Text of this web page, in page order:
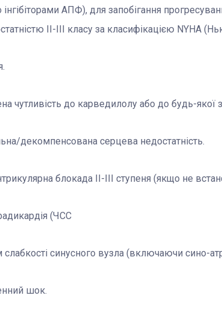
АПФ), для запобігання
ІІ-ІІІ класу за класифікацією NYHA
до карведилолу або до будь-якої з
серцева недостатність.
блокада ІІ-ІІІ ступеня (якщо не
(ЧСС
синусного вузла (включаючи сино-
шок.